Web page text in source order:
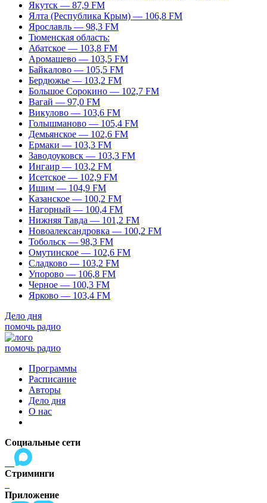
Якутск — 87,9 FM
Ялта (Республика Крым) — 106,8 FM
Ярославль — 98,3 FM
Тюменская область:
Абатское — 103,8 FM
Аромашево — 103,5 FM
Байкалово — 105,5 FM
Бердюжье — 103,2 FM
Большое Сорокино — 102,7 FM
Вагай — 97,0 FM
Викулово — 103,6 FM
Голышманово — 105,4 FM
Демьянское — 102,6 FM
Ермаки — 103,3 FM
Заводоуковск — 103,3 FM
Ингаир — 103,2 FM
Исетское — 102,9 FM
Ишим — 104,9 FM
Казанское — 100,2 FM
Нагорный — 100,4 FM
Нижняя Тавда — 101,2 FM
Новоалександровка — 100,2 FM
Тобольск — 98,3 FM
Омутинское — 102,6 FM
Сладково — 103,2 FM
Упорово — 106,8 FM
Черное — 100,3 FM
Ярково — 103,4 FM
Дело дня
помочь радио
помочь радио
Программы
Расписание
Авторы
Дело дня
О нас
Социальные сети
Стриминги
Приложение